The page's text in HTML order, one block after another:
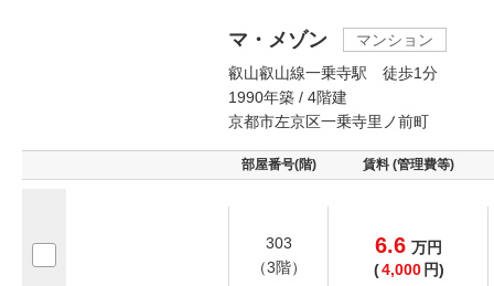
マ・メゾン
マンション
叡山叡山線一乗寺駅 徒歩1分
1990年築 / 4階建
京都市左京区一乗寺里ノ前町
部屋番号(階) 賃料 (管理費等)
303
（3階）
6.6 万円
(4,000 円)